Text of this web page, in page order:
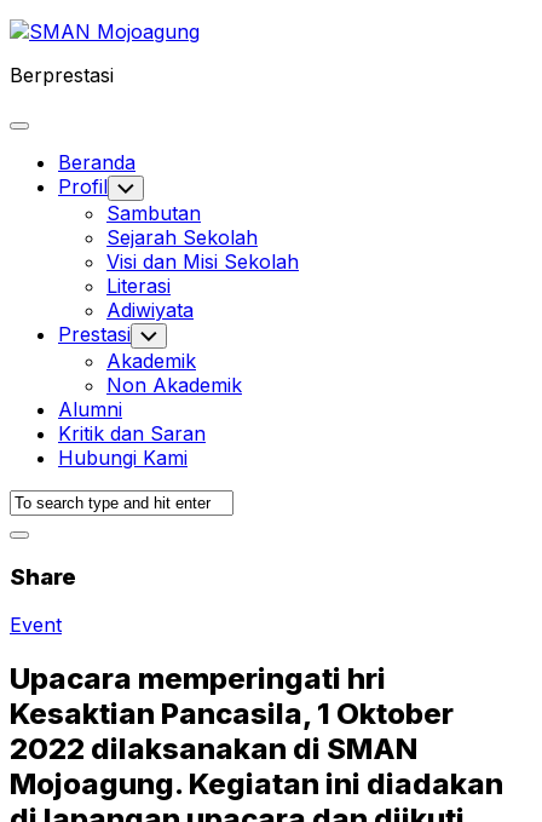
Skip
content
Berprestasi
Expand
Beranda
Profil Toggle
Child
Menu
Sambutan
Sejarah Sekolah
Visi dan Misi Sekolah
Literasi
Adiwiyata
Prestasi Toggle
Child
Menu
Akademik
Non Akademik
Alumni
Kritik dan Saran
Hubungi Kami
Share
Event
Upacara memperingati hri
Kesaktian Pancasila, 1 Oktober
2022 dilaksanakan di SMAN
Mojoagung. Kegiatan ini diadakan